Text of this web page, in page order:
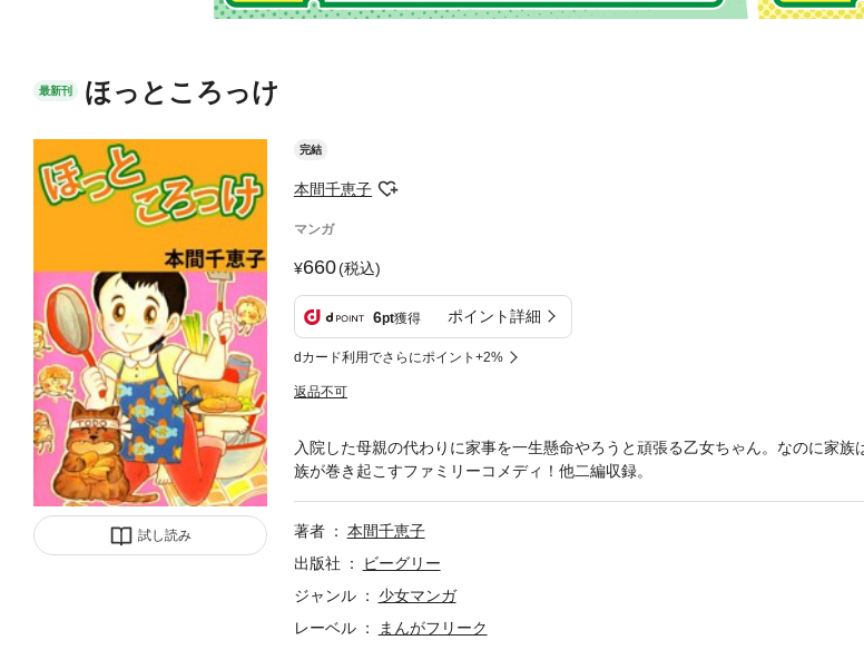
最新刊 ほっところっけ
試し読み
完結
本間千恵子
マンガ
660(税込)
6pt獲得 ポイント詳細
dカード利用でさらにポイント+2%
返品不可
入院した母親の代わりに家事を一生懸命やろうと頑張る乙女ちゃん。なのに家
族が巻き起こすファミリーコメディ！他二編収録。
著者
本間千恵子
出版社
ビーグリー
ジャンル
少女マンガ
レーベル
まんがフリーク